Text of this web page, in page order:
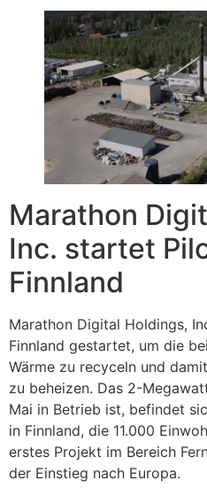
Marathon
Inc. startet
Finnland
Marathon Digital Holdings,
Finnland gestartet, um die
Wärme zu recyceln und
zu beheizen. Das 2-
Mai in Betrieb ist, befindet
in Finnland, die 11.000
erstes Projekt im Bereich
der Einstieg nach Europa.